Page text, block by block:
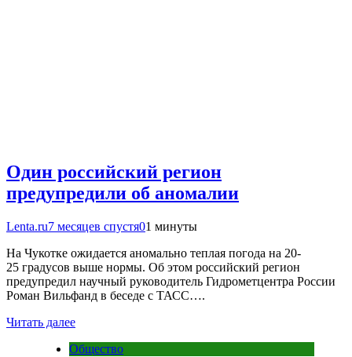
Один российский регион
предупредили об аномалии
Lenta.ru7 месяцев спустя01 минуты
На Чукотке ожидается аномально теплая погода на 20-
25 градусов выше нормы. Об этом российский регион
предупредил научный руководитель Гидрометцентра России
Роман Вильфанд в беседе с ТАСС….
Читать далее
Общество